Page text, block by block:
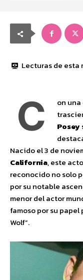
Lecturas de esta
C
on
Posey
Nacido el 3 de
California, este
reconocido no solo
por su notable
menor del actor
famoso por su
Wolf”.